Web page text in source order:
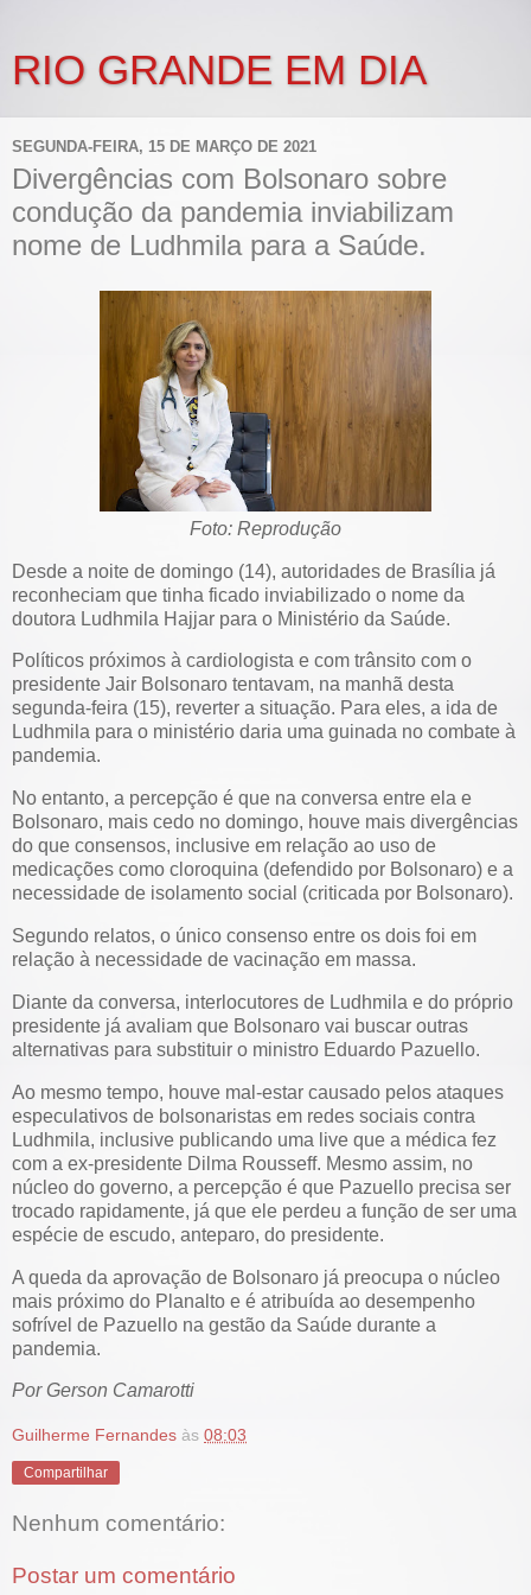
RIO GRANDE EM DIA
SEGUNDA-FEIRA, 15 DE MARÇO DE 2021
Divergências com Bolsonaro sobre
condução da pandemia inviabilizam
nome de Ludhmila para a Saúde.
Foto: Reprodução
Desde a noite de domingo (14), autoridades de Brasília já
reconheciam que tinha ficado inviabilizado o nome da
doutora Ludhmila Hajjar para o Ministério da Saúde.
Políticos próximos à cardiologista e com trânsito com o
presidente Jair Bolsonaro tentavam, na manhã desta
segunda-feira (15), reverter a situação. Para eles, a ida de
Ludhmila para o ministério daria uma guinada no combate à
pandemia.
No entanto, a percepção é que na conversa entre ela e
Bolsonaro, mais cedo no domingo, houve mais divergências
do que consensos, inclusive em relação ao uso de
medicações como cloroquina (defendido por Bolsonaro) e a
necessidade de isolamento social (criticada por Bolsonaro).
Segundo relatos, o único consenso entre os dois foi em
relação à necessidade de vacinação em massa.
Diante da conversa, interlocutores de Ludhmila e do próprio
presidente já avaliam que Bolsonaro vai buscar outras
alternativas para substituir o ministro Eduardo Pazuello.
Ao mesmo tempo, houve mal-estar causado pelos ataques
especulativos de bolsonaristas em redes sociais contra
Ludhmila, inclusive publicando uma live que a médica fez
com a ex-presidente Dilma Rousseff. Mesmo assim, no
núcleo do governo, a percepção é que Pazuello precisa ser
trocado rapidamente, já que ele perdeu a função de ser uma
espécie de escudo, anteparo, do presidente.
A queda da aprovação de Bolsonaro já preocupa o núcleo
mais próximo do Planalto e é atribuída ao desempenho
sofrível de Pazuello na gestão da Saúde durante a
pandemia.
Por Gerson Camarotti
Guilherme Fernandes às 08:03
Compartilhar
Nenhum comentário:
Postar um comentário